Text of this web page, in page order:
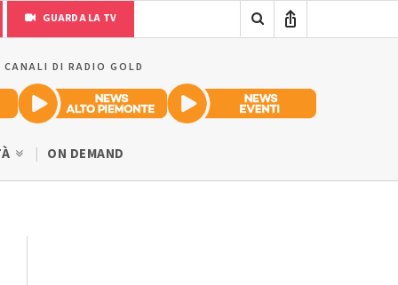
GUARDA LA TV
DI RADIO GOLD
ON DEMAND